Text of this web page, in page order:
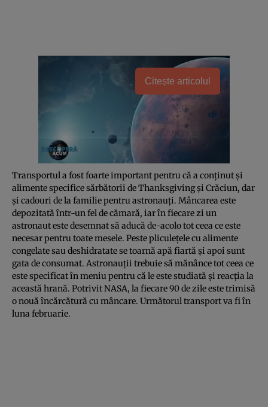
Citește articolul
Transportul a fost foarte important pentru că a conţinut şi
alimente specifice sărbătorii de Thanksgiving şi Crăciun, dar
şi cadouri de la familie pentru astronauţi. Mâncarea este
depozitată într-un fel de cămară, iar în fiecare zi un
astronaut este desemnat să aducă de-acolo tot ceea ce este
necesar pentru toate mesele. Peste pliculeţele cu alimente
congelate sau deshidratate se toarnă apă fiartă şi apoi sunt
gata de consumat. Astronauţii trebuie să mănânce tot ceea ce
este specificat în meniu pentru că le este studiată şi reacţia la
această hrană. Potrivit NASA, la fiecare 90 de zile este trimisă
o nouă încărcătură cu mâncare. Următorul transport va fi în
luna februarie.